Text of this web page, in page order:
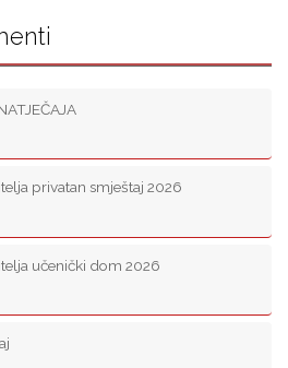
privatan smještaj 2026
učenički dom 2026